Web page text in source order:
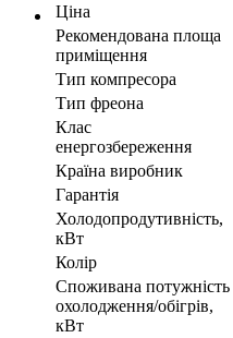
Ціна
Рекомендована площа
приміщення
Тип компресора
Тип фреона
Клас
енергозбереження
Країна виробник
Гарантія
Холодопродутивність,
кВт
Колір
Споживана потужність
охолодження/обігрів,
кВт